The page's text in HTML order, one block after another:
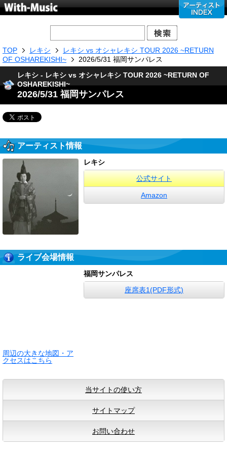
TOP レキシ
レキシ vs オシャレキシ TOUR 2026 ~RETURN
OF OSHAREKISHI~
2026/5/31 福岡サンパレス
レキシ - レキシ vs オシャレキシ TOUR 2026 ~RETURN OF
OSHAREKISHI~
2026/5/31 福岡サンパレス
アーティスト情報
レキシ
公式サイト
Amazon
ライブ会場情報
周辺の大きな地図・ア
クセスはこちら
福岡サンパレス
座席表1(PDF形式)
当サイトの使い方
サイトマップ
お問い合わせ